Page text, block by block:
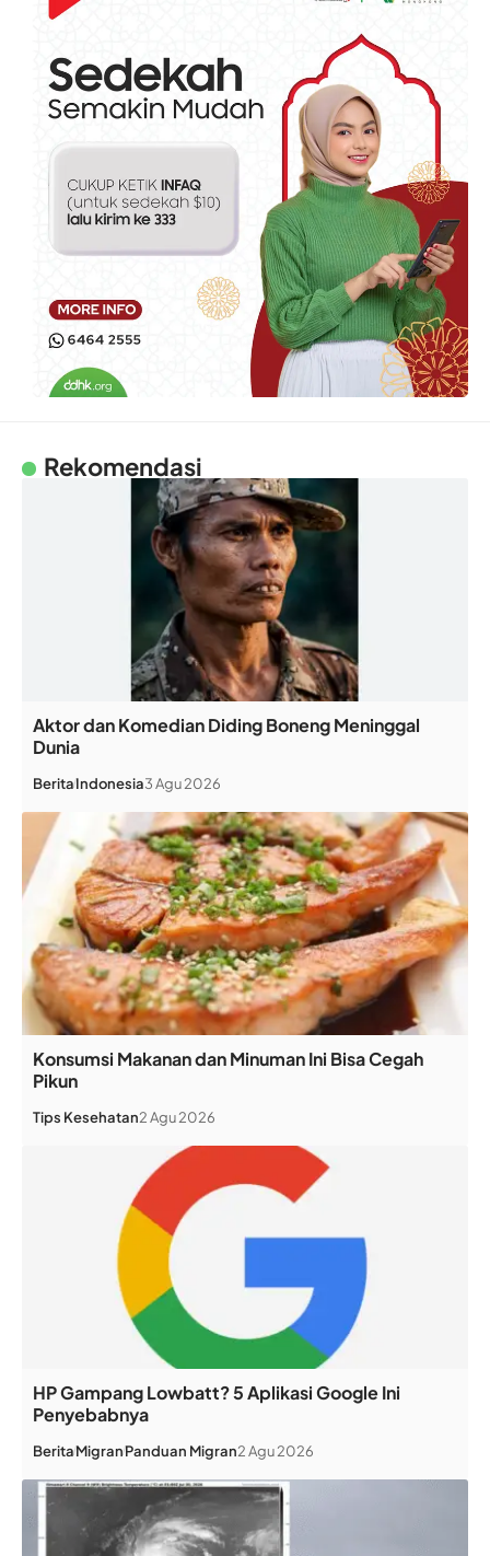
Rekomendasi
Aktor dan Komedian Diding Boneng Meninggal
Dunia
BeritaIndonesia3 Agu 2026
Konsumsi Makanan dan Minuman Ini Bisa Cegah
Pikun
Tips Kesehatan2 Agu 2026
HP Gampang Lowbatt? 5 Aplikasi Google Ini
Penyebabnya
BeritaMigranPanduan Migran2 Agu 2026